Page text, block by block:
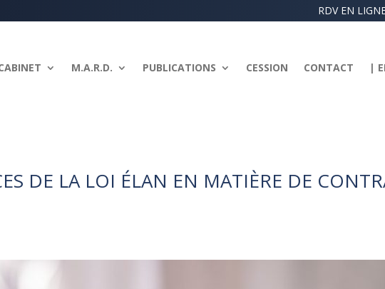
RDV EN
M.A.R.D. PUBLICATIONS CESSION CONTACT |
DE LA LOI ÉLAN EN MATIÈRE DE